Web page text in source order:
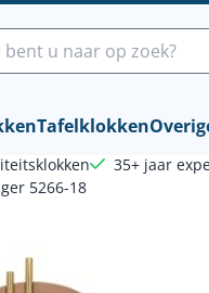
of sta alle
Tafelklokken
35+ jaar
5266-18